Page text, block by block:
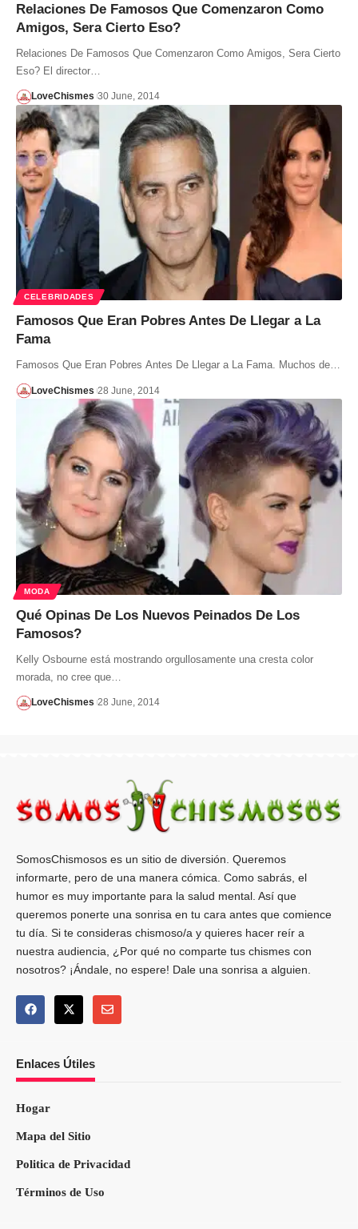
Relaciones De Famosos Que Comenzaron Como
Amigos, Sera Cierto Eso?
Relaciones De Famosos Que Comenzaron Como Amigos, Sera Cierto
Eso? El director…
LoveChismes 30 June, 2014
CELEBRIDADES
Famosos Que Eran Pobres Antes De Llegar a La
Fama
Famosos Que Eran Pobres Antes De Llegar a La Fama. Muchos de…
LoveChismes 28 June, 2014
MODA
Qué Opinas De Los Nuevos Peinados De Los
Famosos?
Kelly Osbourne está mostrando orgullosamente una cresta color
morada, no cree que…
LoveChismes 28 June, 2014
SomosChismosos es un sitio de diversión. Queremos
informarte, pero de una manera cómica. Como sabrás, el
humor es muy importante para la salud mental. Así que
queremos ponerte una sonrisa en tu cara antes que comience
tu día. Si te consideras chismoso/a y quieres hacer reír a
nuestra audiencia, ¿Por qué no comparte tus chismes con
nosotros? ¡Ándale, no espere! Dale una sonrisa a alguien.
Enlaces Útiles
Hogar
Mapa del Sitio
Politica de Privacidad
Términos de Uso